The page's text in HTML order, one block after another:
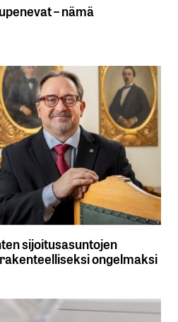
– nämä
sijoitusasuntojen
ongelmaksi